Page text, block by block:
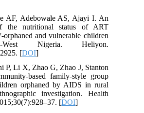
AF, Adebowale AS, Ajayi I. An
of the nutritional status of ART
orphaned and vulnerable children
West Nigeria. Heliyon.
[DOI
P, Li X, Zhao G, Zhao J, Stanton
based family-style group
orphaned by AIDS in rural
investigation. Health
[DOI